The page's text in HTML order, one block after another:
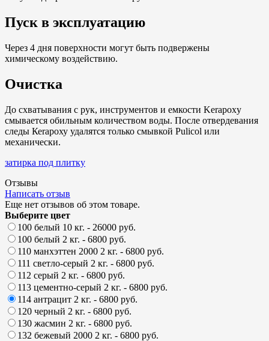
Пуск в эксплуатацию
Через 4 дня поверхности могут быть подвержены
химическому воздействию.
Очистка
До схватывания с рук, инструментов и емкости Kerapoxy
смывается обильным количеством воды. После отвердевания
следы Кеrароху удалятся только смывкой Pulicol или
механически.
затирка под плитку
Отзывы
Написать отзыв
Еще нет отзывов об этом товаре.
Выберите цвет
100 белый 10 кг. - 26000 руб.
100 белый 2 кг. - 6800 руб.
110 манхэттен 2000 2 кг. - 6800 руб.
111 светло-серый 2 кг. - 6800 руб.
112 серый 2 кг. - 6800 руб.
113 цементно-серый 2 кг. - 6800 руб.
114 антрацит 2 кг. - 6800 руб.
120 черный 2 кг. - 6800 руб.
130 жасмин 2 кг. - 6800 руб.
132 бежевый 2000 2 кг. - 6800 руб.